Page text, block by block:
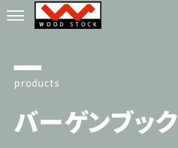
products
バーゲンブック